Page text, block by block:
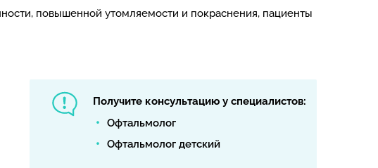
повышенной утомляемости и покраснения, пациенты
Получите консультацию у специалистов:
Офтальмолог
Офтальмолог детский